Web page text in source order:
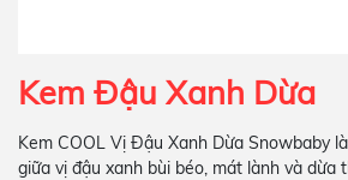
Kem Đậu Xanh Dừa
Kem COOL Vị Đậu Xanh Dừa Snowbaby
giữa vị đậu xanh bùi béo, mát lành và dừa